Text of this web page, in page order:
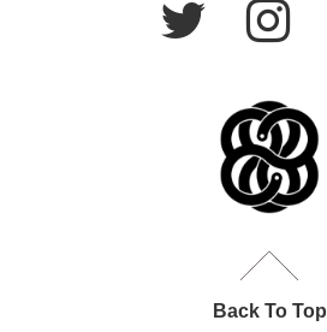
Back To Top